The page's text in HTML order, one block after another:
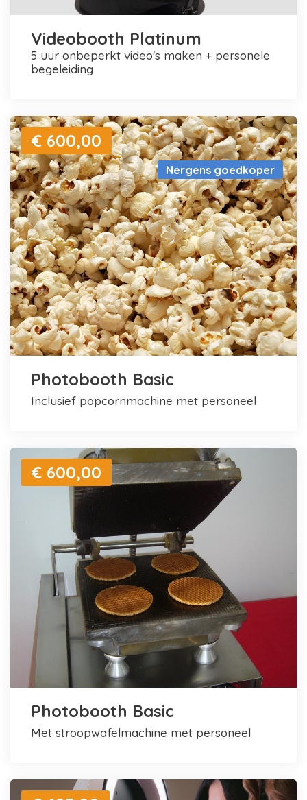
Videobooth Platinum
5 uur onbeperkt video's maken + personele
begeleiding
Nergens goedkoper
€ 600,00
Photobooth Basic
inclusief popcornmachine met personeel
€ 600,00
Photobooth Basic
met stroopwafelmachine met personeel